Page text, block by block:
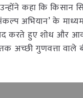
कहा कि किसान
संकल्प अभियान’ के
करते हुए शोध और
अच्छी गुणवत्ता वाले